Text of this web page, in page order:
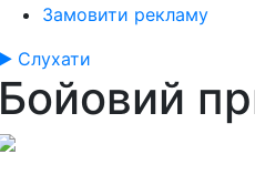
Замовити рекламу
Слухати
Бойовий